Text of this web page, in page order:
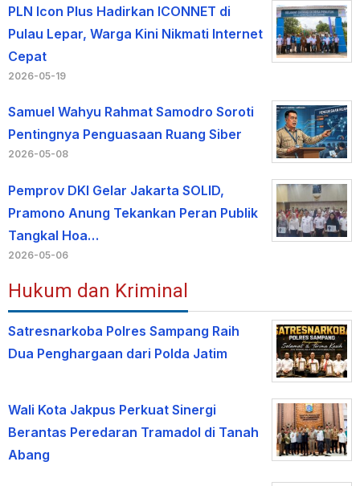
PLN Icon Plus Hadirkan ICONNET di
Pulau Lepar, Warga Kini Nikmati Internet
Cepat
2026-05-19
Samuel Wahyu Rahmat Samodro Soroti
Pentingnya Penguasaan Ruang Siber
2026-05-08
Pemprov DKI Gelar Jakarta SOLID,
Pramono Anung Tekankan Peran Publik
Tangkal Hoa…
2026-05-06
Hukum dan Kriminal
Satresnarkoba Polres Sampang Raih
Dua Penghargaan dari Polda Jatim
Wali Kota Jakpus Perkuat Sinergi
Berantas Peredaran Tramadol di Tanah
Abang